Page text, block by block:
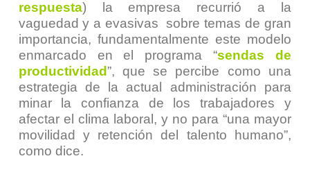
respuesta) la empresa recurrió a la
vaguedad y a evasivas sobre temas de gran
importancia, fundamentalmente este modelo
enmarcado en el programa “sendas de
productividad”, que se percibe como una
estrategia de la actual administración para
minar la confianza de los trabajadores y
afectar el clima laboral, y no para “una mayor
movilidad y retención del talento humano”,
como dice.